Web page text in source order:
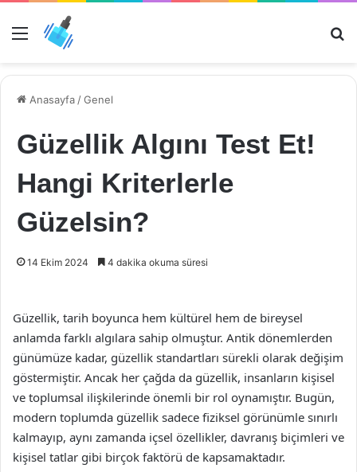
Menü
Anasayfa /Genel
Güzellik Algını Test Et!
Hangi Kriterlerle
Güzelsin?
14 Ekim 2024 4 dakika okuma süresi
Güzellik, tarih boyunca hem kültürel hem de bireysel
anlamda farklı algılara sahip olmuştur. Antik dönemlerden
günümüze kadar, güzellik standartları sürekli olarak değişim
göstermiştir. Ancak her çağda da güzellik, insanların kişisel
ve toplumsal ilişkilerinde önemli bir rol oynamıştır. Bugün,
modern toplumda güzellik sadece fiziksel görünümle sınırlı
kalmayıp, aynı zamanda içsel özellikler, davranış biçimleri ve
kişisel tatlar gibi birçok faktörü de kapsamaktadır.